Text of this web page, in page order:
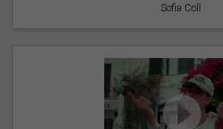
Sofia Coll